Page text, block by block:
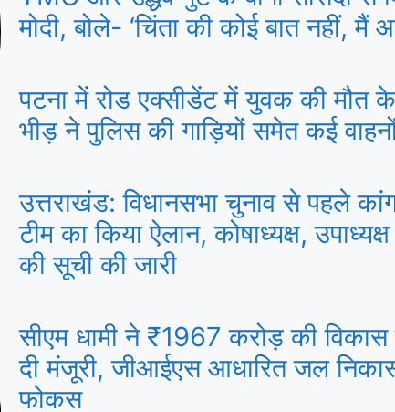
मोदी, बोले- ‘चिंता की कोई बात नहीं, मैं
पटना में रोड एक्सीडेंट में युवक की मौत के
भीड़ ने पुलिस की गाड़ियों समेत कई
उत्तराखंड: विधानसभा चुनाव से पहले
टीम का किया ऐलान, कोषाध्यक्ष,
की सूची की जारी
सीएम धामी ने ₹1967 करोड़ की
दी मंजूरी, जीआईएस आधारित जल
फोकस